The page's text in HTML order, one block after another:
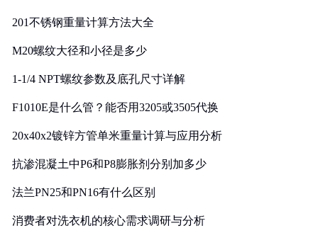
201不锈钢重量计算方法大全
M20螺纹大径和小径是多少
1-1/4 NPT螺纹参数及底孔尺寸详解
F1010E是什么管？能否用3205或3505代换
20x40x2镀锌方管单米重量计算与应用分析
抗渗混凝土中P6和P8膨胀剂分别加多少
法兰PN25和PN16有什么区别
消费者对洗衣机的核心需求调研与分析